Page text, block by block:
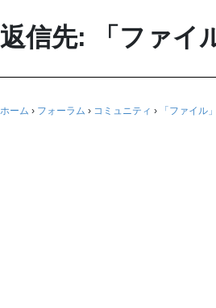
返信先: 「ファイ
ホーム › フォーラム › コミュニティ › 「ファイル